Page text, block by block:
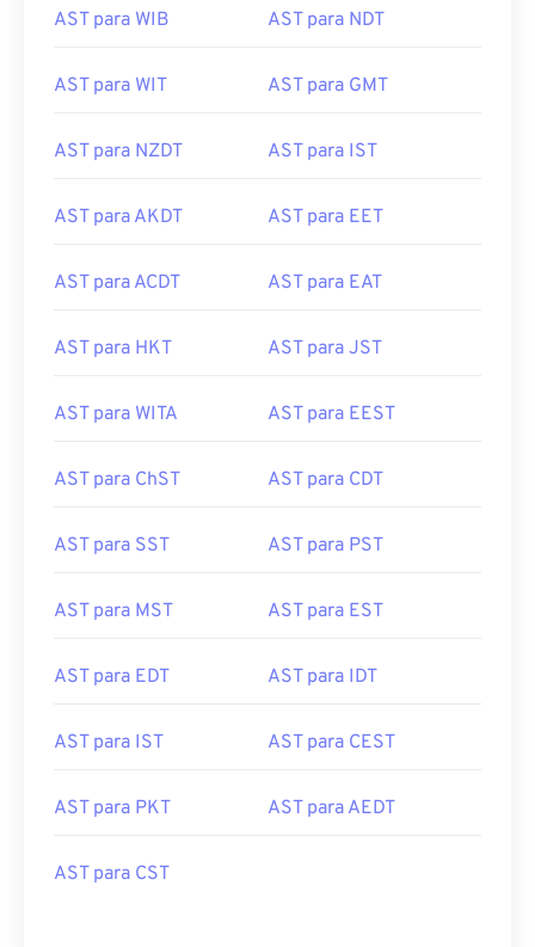
AST para WIB AST para NDT
AST para WIT AST para GMT
AST para NZDT AST para IST
AST para AKDT AST para EET
AST para ACDT AST para EAT
AST para HKT AST para JST
AST para WITA AST para EEST
AST para ChST AST para CDT
AST para SST AST para PST
AST para MST AST para EST
AST para EDT AST para IDT
AST para IST AST para CEST
AST para PKT AST para AEDT
AST para CST